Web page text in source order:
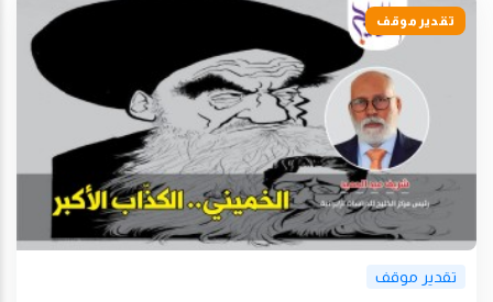
تقدير موقف
تقدير موقف